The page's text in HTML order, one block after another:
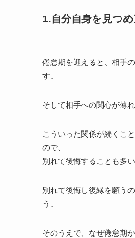
1.自分自身を見つ
倦怠期を迎えると、相手
す。
そして相手への関心が薄
こういった関係が続くこ
ので、
別れて後悔することも多い
別れて後悔し復縁を願う
う。
そのうえで、なぜ倦怠期